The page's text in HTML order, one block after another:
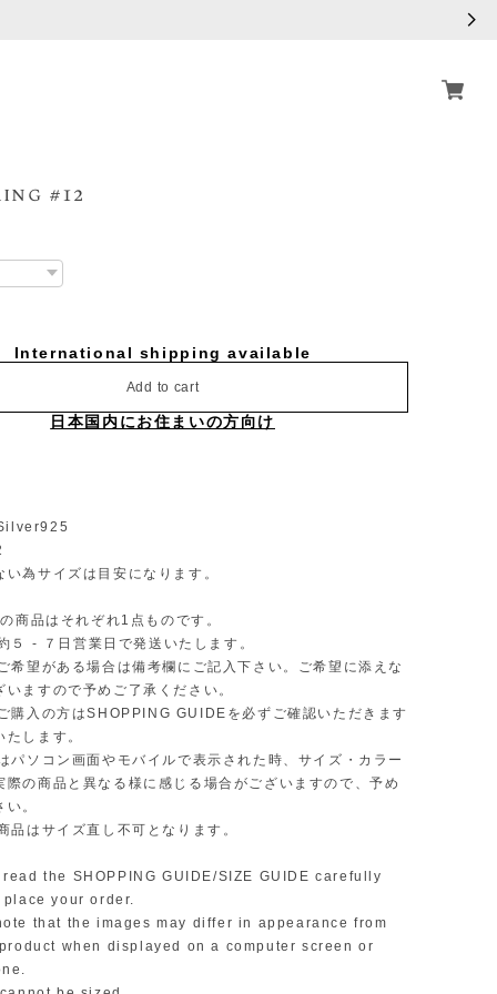
#12
International shipping available
Add to cart
日本国内にお住まいの方向け
為サイズは目安になります。
品はそれぞれ1点ものです。
- ７日営業日で発送いたします。
望がある場合は備考欄にご記入下さい。ご希望に添えな
いますので予めご了承ください。
入の方はSHOPPING GUIDEを必ずご確認いただきます
します。
ソコン画面やモバイルで表示された時、サイズ・カラー
際の商品と異なる様に感じる場合がございますので、予め
。
はサイズ直し不可となります。
the SHOPPING GUIDE/SIZE GUIDE carefully
your order.
that the images may differ in appearance from
when displayed on a computer screen or